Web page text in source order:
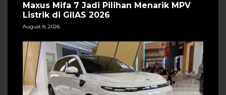
Maxus Mifa 7 Jadi Pilihan Menarik MPV
Listrik di GIIAS 2026
August 8, 2026